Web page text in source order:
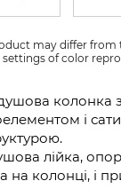
may differ from
of color
колонка
і
лійка,
на колонці, і